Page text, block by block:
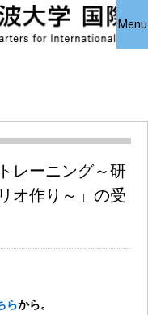
Menu
Close
連携
業
共同研究受
究・知的財
レーニング～研
オ作り～」の受
らから。